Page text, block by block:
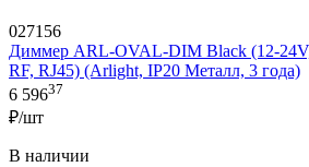
027156
Диммер ARL-OVAL-DIM Black (12-
RF, RJ45) (Arlight, IP20 Металл, 3 года)
6 59637
₽/шт
В наличии